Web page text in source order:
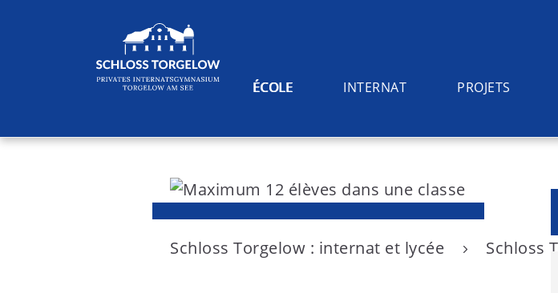
S
ÉCOLE INTERNAT PROJETS
Suchen
Schloss Torgelow : internat et lycée Schloss